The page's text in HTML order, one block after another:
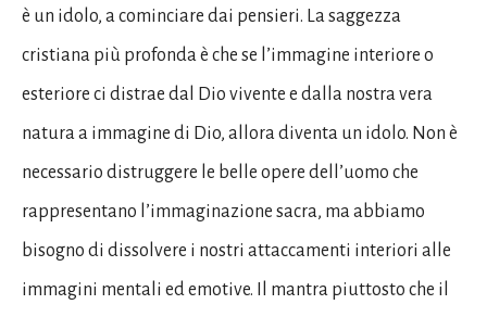
è un idolo, a cominciare dai pensieri. La saggezza
cristiana più profonda è che se l’immagine interiore o
esteriore ci distrae dal Dio vivente e dalla nostra vera
natura a immagine di Dio, allora diventa un idolo. Non è
necessario distruggere le belle opere dell’uomo che
rappresentano l’immaginazione sacra, ma abbiamo
bisogno di dissolvere i nostri attaccamenti interiori alle
immagini mentali ed emotive. Il mantra piuttosto che il